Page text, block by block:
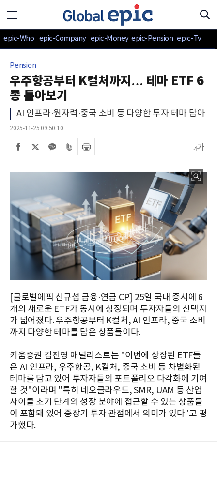
epic-Who epic-Company epic-Money epic-Pension epic-Tv
Pension
우주항공부터 K컬처까지… 테마 ETF 6
종 톺아보기
AI 인프라·원자력·중국 소비 등 다양한 투자 테마 담아
2025-11-25 09:50:10
[글로벌에픽 신규섭 금융·연금 CP] 25일 국내 증시에 6
개의 새로운 ETF가 동시에 상장되며 투자자들의 선택지
가 넓어졌다. 우주항공부터 K컬처, AI 인프라, 중국 소비
까지 다양한 테마를 담은 상품들이다.
키움증권 김진영 애널리스트는 "이번에 상장된 ETF들
은 AI 인프라, 우주항공, K컬처, 중국 소비 등 차별화된
테마를 담고 있어 투자자들의 포트폴리오 다각화에 기여
할 것"이라며 "특히 네오클라우드, SMR, UAM 등 산업
사이클 초기 단계의 성장 분야에 접근할 수 있는 상품들
이 포함돼 있어 중장기 투자 관점에서 의미가 있다"고 평
가했다.